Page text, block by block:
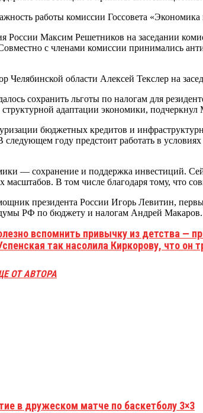
России Максим Решетников на заседании
с членами комиссии принимались
Челябинской области Алексей Текслер на
сохранить льготы по налогам для
структурной адаптации экономики,
бюджетных кредитов и
следующем году предстоит работать в
— сохранение и поддержка инвестиций.
масштабов. В том числе благодаря тому, что
президента России Игорь Левитин,
РФ по бюджету и налогам Андрей Макаров.
вспомнить привычку из детства —
так насолила Киркорову, что он
ОТ АВТОРА
в дружеском матче по баскетболу 3×3